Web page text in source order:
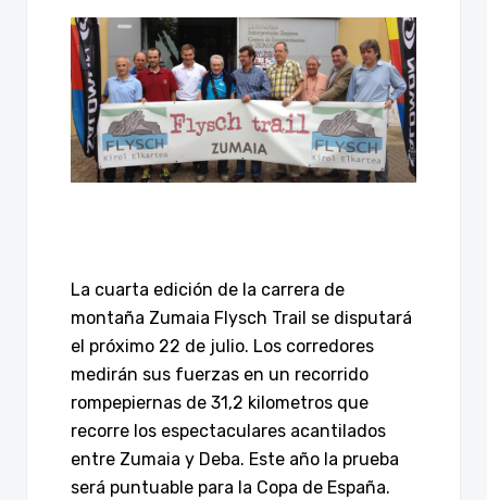
La cuarta edición de la carrera de
montaña Zumaia Flysch Trail se disputará
el próximo 22 de julio. Los corredores
medirán sus fuerzas en un recorrido
rompepiernas de 31,2 kilometros que
recorre los espectaculares acantilados
entre Zumaia y Deba. Este año la prueba
será puntuable para la Copa de España.